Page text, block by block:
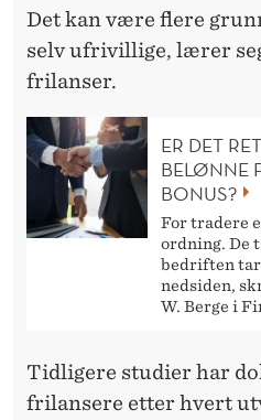
Det kan være flere
selv ufrivillige, lærer
frilanser.
ER DET
BELØNNE
BONUS?
For tradere
ordning. De
bedriften tar
nedsiden,
W. Berge i
Tidligere studier har
frilansere etter hvert